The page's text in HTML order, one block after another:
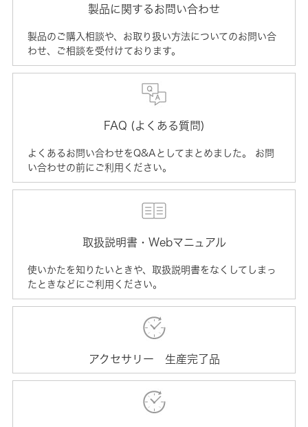
製品に関するお問い合わせ
製品のご購入相談や、お取り扱い方法についてのお問い合
わせ、ご相談を受付けております。
FAQ (よくある質問)
よくあるお問い合わせをQ&Aとしてまとめました。 お問
い合わせの前にご利用ください。
取扱説明書・Webマニュアル
使いかたを知りたいときや、取扱説明書をなくしてしまっ
たときなどにご利用ください。
アクセサリー 生産完了品